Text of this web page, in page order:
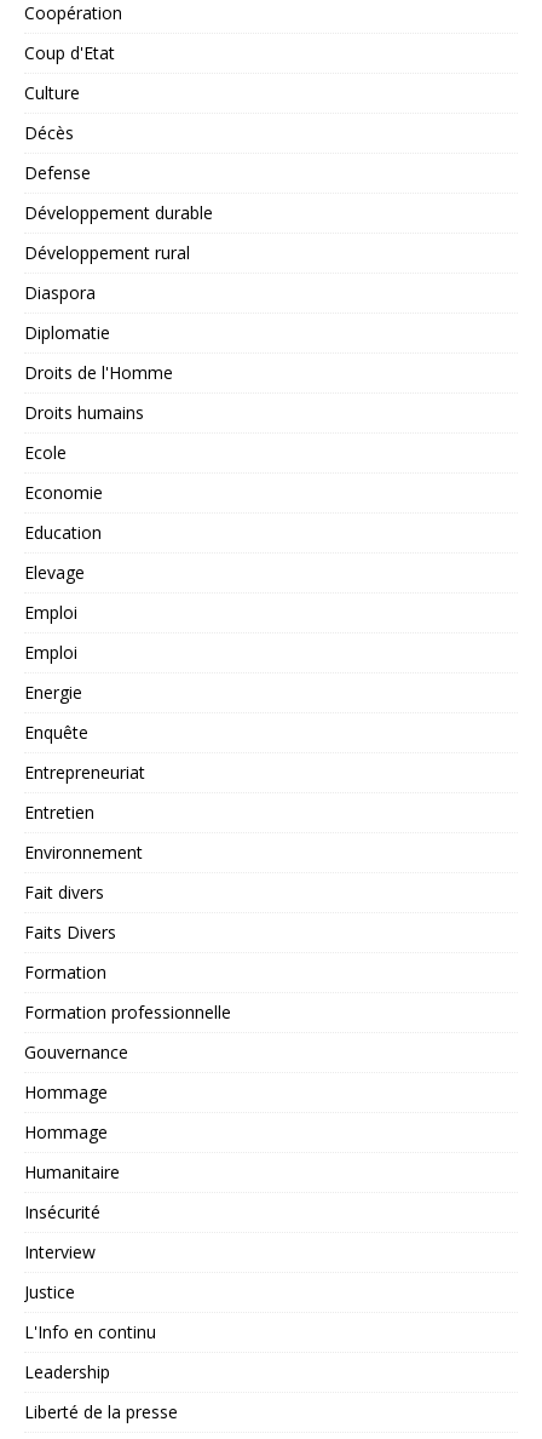
Coopération
Coup d'Etat
Culture
Décès
Defense
Développement durable
Développement rural
Diaspora
Diplomatie
Droits de l'Homme
Droits humains
Ecole
Economie
Education
Elevage
Emploi
Emploi
Energie
Enquête
Entrepreneuriat
Entretien
Environnement
Fait divers
Faits Divers
Formation
Formation professionnelle
Gouvernance
Hommage
Hommage
Humanitaire
Insécurité
Interview
Justice
L'Info en continu
Leadership
Liberté de la presse